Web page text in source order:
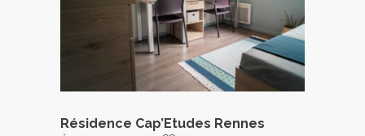
Résidence Cap’Etudes Rennes